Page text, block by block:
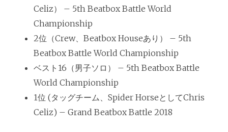
Celiz） – 5th Beatbox Battle World
Championship
2位（Crew、Beatbox Houseあり） – 5th
Beatbox Battle World Championship
ベスト16（男子ソロ） – 5th Beatbox Battle
World Championship
1位 (タッグチーム、Spider HorseとしてChris
Celiz) – Grand Beatbox Battle 2018